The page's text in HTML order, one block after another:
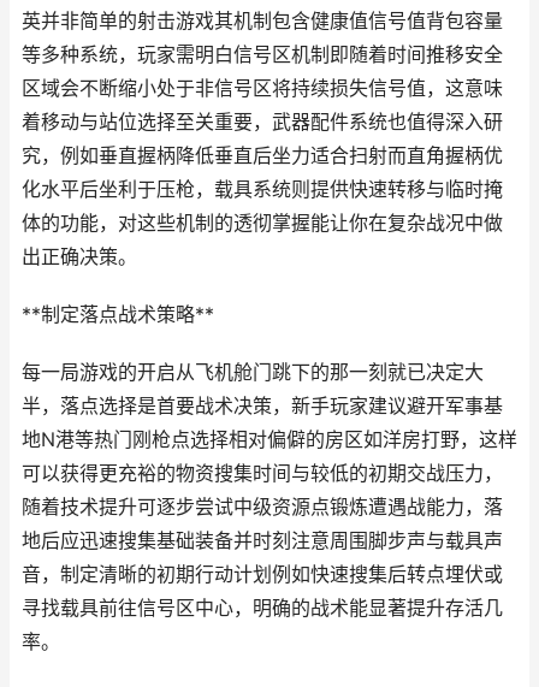
英并非简单的射击游戏其机制包含健康值信号值背包容量
等多种系统，玩家需明白信号区机制即随着时间推移安全
区域会不断缩小处于非信号区将持续损失信号值，这意味
着移动与站位选择至关重要，武器配件系统也值得深入研
究，例如垂直握柄降低垂直后坐力适合扫射而直角握柄优
化水平后坐利于压枪，载具系统则提供快速转移与临时掩
体的功能，对这些机制的透彻掌握能让你在复杂战况中做
出正确决策。
**制定落点战术策略**
每一局游戏的开启从飞机舱门跳下的那一刻就已决定大
半，落点选择是首要战术决策，新手玩家建议避开军事基
地N港等热门刚枪点选择相对偏僻的房区如洋房打野，这样
可以获得更充裕的物资搜集时间与较低的初期交战压力，
随着技术提升可逐步尝试中级资源点锻炼遭遇战能力，落
地后应迅速搜集基础装备并时刻注意周围脚步声与载具声
音，制定清晰的初期行动计划例如快速搜集后转点埋伏或
寻找载具前往信号区中心，明确的战术能显著提升存活几
率。